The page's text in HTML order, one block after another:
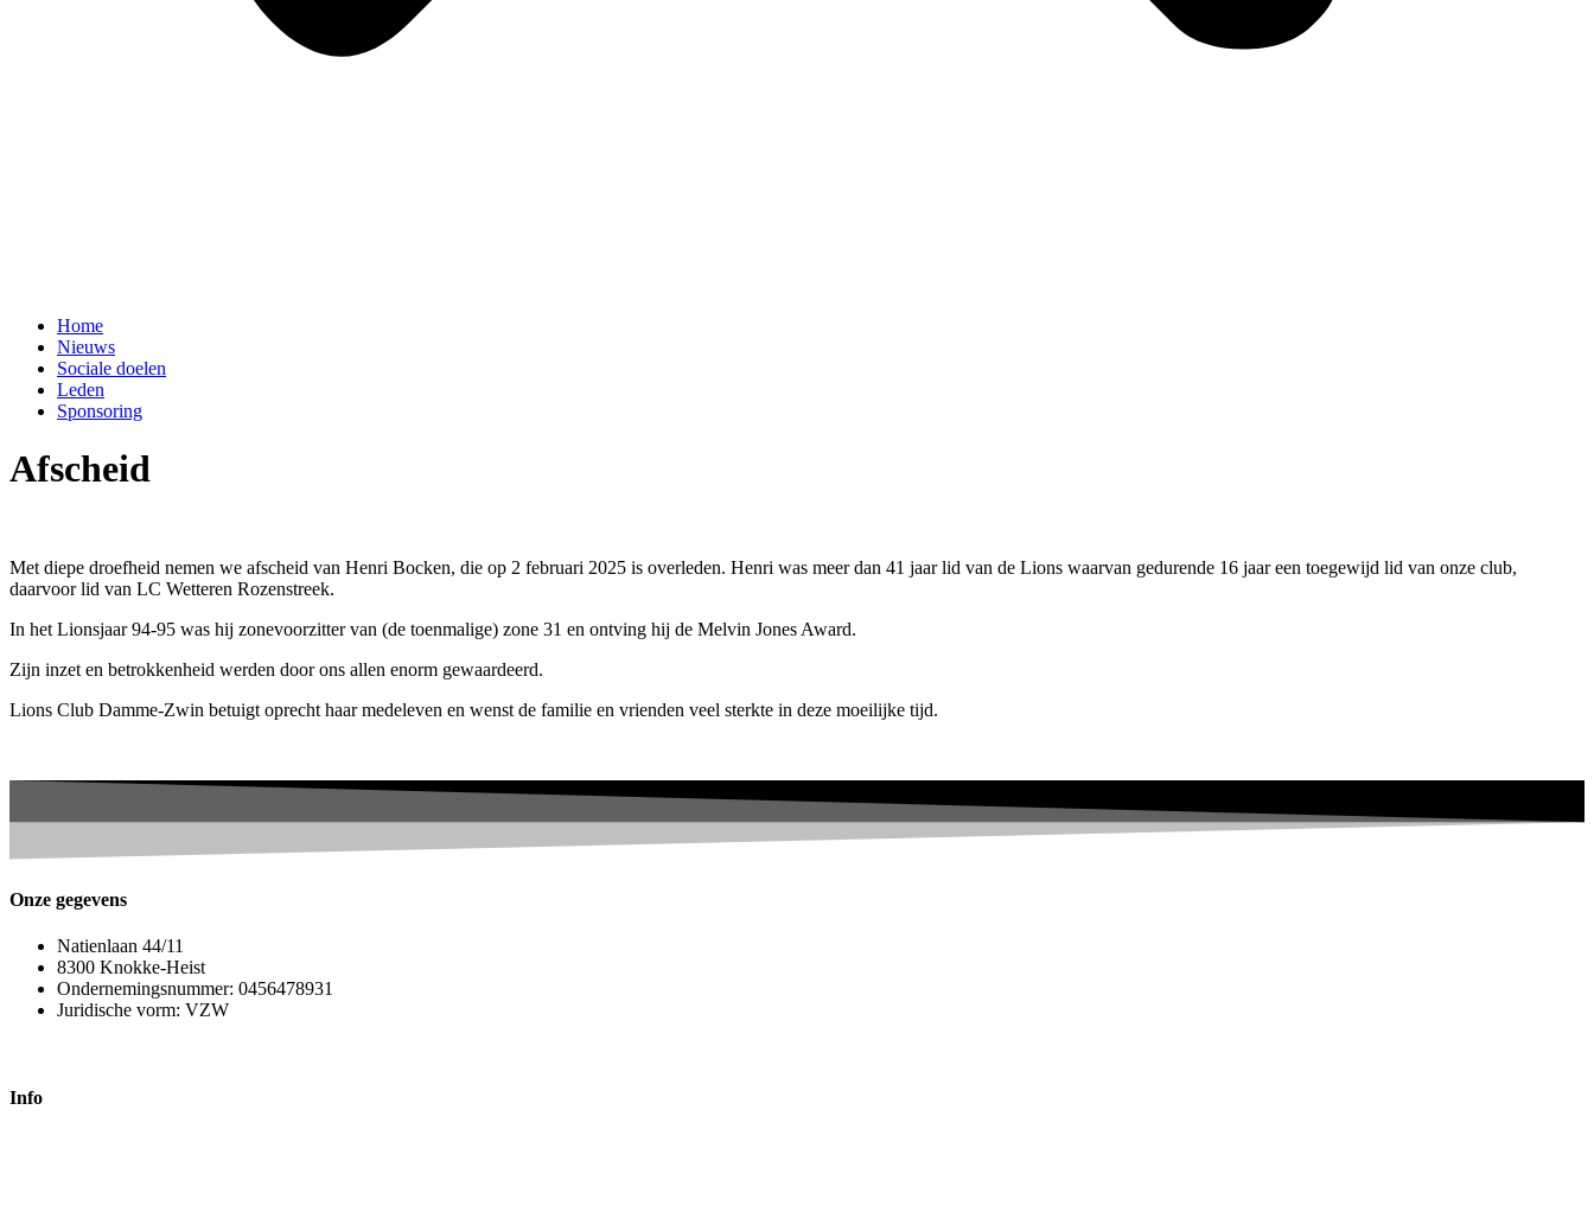
Home
Nieuws
Sociale doelen
Leden
Sponsoring
Afscheid
Met diepe droefheid nemen we afscheid van Henri Bocken, die op 2 februari 2025 is overleden. Henri was meer dan 41 jaar lid van de Lions waarvan gedurende 16 jaar een toegewijd lid van onze club,
daarvoor lid van LC Wetteren Rozenstreek.
In het Lionsjaar 94-95 was hij zonevoorzitter van (de toenmalige) zone 31 en ontving hij de Melvin Jones Award.
Zijn inzet en betrokkenheid werden door ons allen enorm gewaardeerd.
Lions Club Damme-Zwin betuigt oprecht haar medeleven en wenst de familie en vrienden veel sterkte in deze moeilijke tijd.
Onze gegevens
Natienlaan 44/11
8300 Knokke-Heist
Ondernemingsnummer: 0456478931
Juridische vorm: VZW
Info